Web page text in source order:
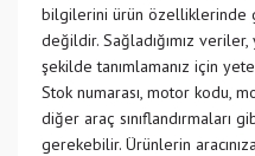
bilgilerini ürün özelliklerinde
değildir. Sağladığımız
şekilde tanımlamanız için
Stok numarası, motor kodu,
diğer araç sınıflandırmaları
gerekebilir. Ürünlerin